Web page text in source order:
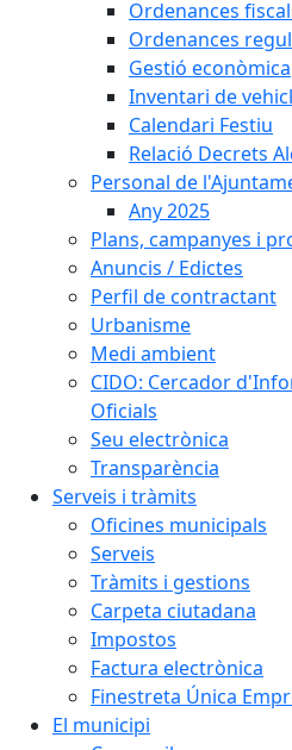
Ordenances
Ordenances
Gestió econòmica
Inventari de
Calendari Festiu
Relació Decrets
Personal de
Any 2025
Plans, campanyes i
Anuncis / Edictes
Perfil de contractant
Urbanisme
Medi ambient
CIDO: Cercador
Oficials
Seu electrònica
Transparència
Serveis i tràmits
Oficines municipals
Serveis
Tràmits i gestions
Carpeta ciutadana
Impostos
Factura electrònica
Finestreta Única
El municipi